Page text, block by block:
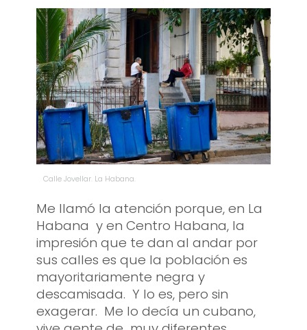
Calle Jovellar. La Habana.
Me llamó la atención porque, en La
Habana y en Centro Habana, la
impresión que te dan al andar por
sus calles es que la población es
mayoritariamente negra y
descamisada. Y lo es, pero sin
exagerar. Me lo decía un cubano,